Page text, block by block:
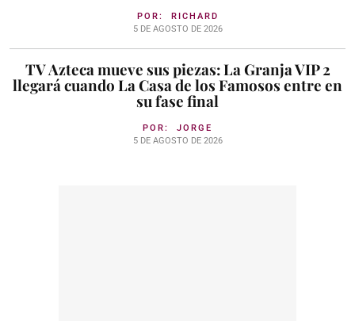
POR: RICHARD
5 DE AGOSTO DE 2026
TV Azteca mueve sus piezas: La Granja VIP 2
llegará cuando La Casa de los Famosos entre en
su fase final
POR: JORGE
5 DE AGOSTO DE 2026